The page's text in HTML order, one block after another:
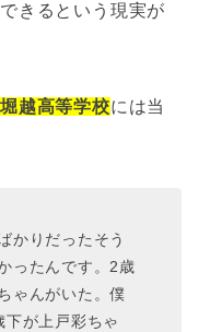
きるという現実が
堀越高等学校には当
かりだったそう
ったんです。2歳
ゃんがいた。僕
が上戸彩ちゃ